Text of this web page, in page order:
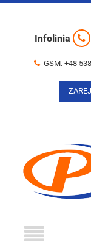
Infolinia
GSM. +48